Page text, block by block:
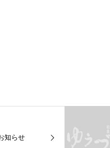
知らせ